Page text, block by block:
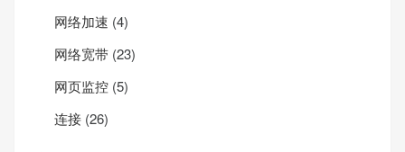
网络加速 (4)
网络宽带 (23)
网页监控 (5)
连接 (26)